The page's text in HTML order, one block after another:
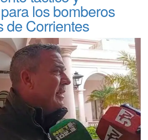
los bomberos
de Corrientes